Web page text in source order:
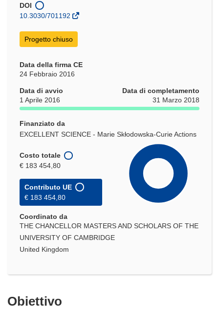
una
nuova
DOI
10.3030/701192
Progetto chiuso
Data della firma CE
24 Febbraio 2016
Data di avvio
1 Aprile 2016
Data di completamento
31 Marzo 2018
Finanziato da
EXCELLENT SCIENCE - Marie Skłodowska-Curie Actions
Costo totale
€ 183 454,80
Contributo UE
€ 183 454,80
Coordinato da
THE CHANCELLOR MASTERS AND SCHOLARS OF THE
UNIVERSITY OF CAMBRIDGE
United Kingdom
Obiettivo